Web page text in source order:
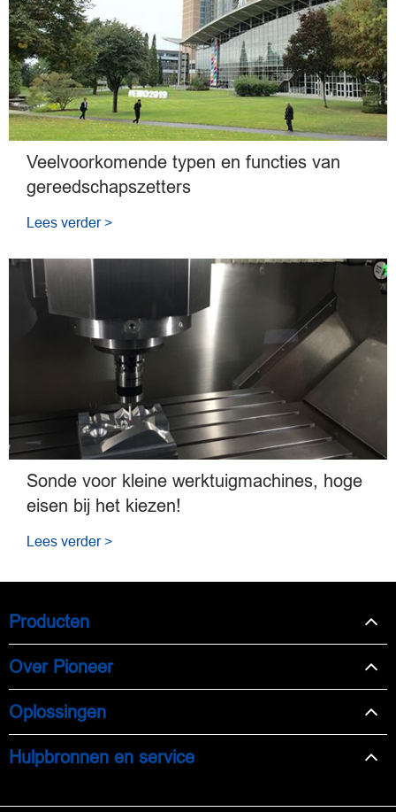
Veelvoorkomende typen en functies van
gereedschapszetters
Lees verder >
Sonde voor kleine werktuigmachines, hoge
eisen bij het kiezen!
Lees verder >
Producten
Over Pioneer
Oplossingen
Hulpbronnen en service